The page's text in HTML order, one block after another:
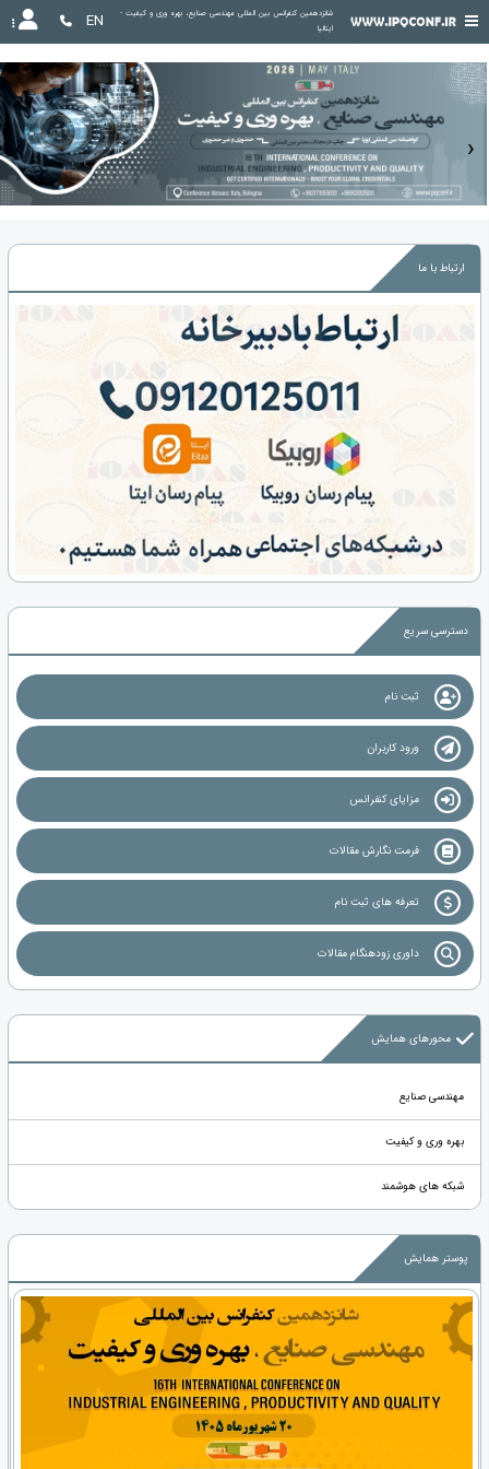
ایتالیا
EN
‹ ›
ارتباط با ما
دسترسی سریع
ثبت نام
ورود کاربران
مزایای کنفرانس
فرمت نگارش مقالات
تعرفه های ثبت نام
داوری زودهنگام مقالات
محورهای همایش
مهندسی صنایع
بهره وری و کیفیت
شبکه های هوشمند
پوستر همایش